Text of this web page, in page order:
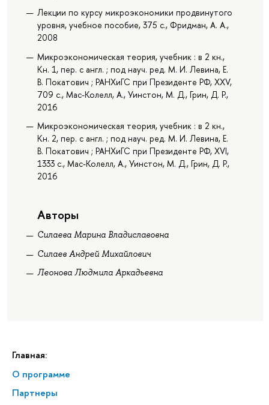
Главная:
О программе
Партнеры
Лекции по курсу микроэкономики продвинутого
уровня, учебное пособие, 375 с., Фридман, А. А.,
2008
Микроэкономическая теория, учебник : в 2 кн.,
Кн. 1, пер. с англ. ; под науч. ред. М. И. Левина, Е.
В. Покатович ; РАНХиГС при Президенте РФ, XXV,
709 с., Мас-Колелл, А., Уинстон, М. Д., Грин, Д. Р.,
2016
Микроэкономическая теория, учебник : в 2 кн.,
Кн. 2, пер. с англ. ; под науч. ред. М. И. Левина, Е.
В. Покатович ; РАНХиГС при Президенте РФ, XVI,
1333 с., Мас-Колелл, А., Уинстон, М. Д., Грин, Д. Р.,
2016
Авторы
Силаева Марина Владиславовна
Силаев Андрей Михайлович
Леонова Людмила Аркадьевна